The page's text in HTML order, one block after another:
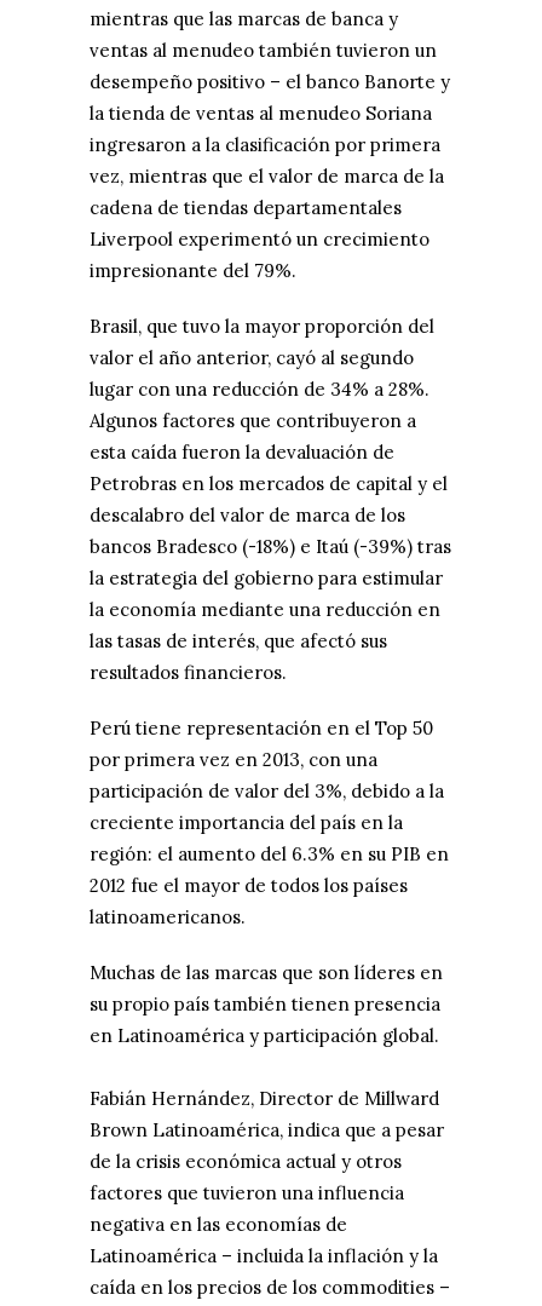
mientras que las marcas de banca y
ventas al menudeo también tuvieron un
desempeño positivo – el banco Banorte y
la tienda de ventas al menudeo Soriana
ingresaron a la clasificación por primera
vez, mientras que el valor de marca de la
cadena de tiendas departamentales
Liverpool experimentó un crecimiento
impresionante del 79%.
Brasil, que tuvo la mayor proporción del
valor el año anterior, cayó al segundo
lugar con una reducción de 34% a 28%.
Algunos factores que contribuyeron a
esta caída fueron la devaluación de
Petrobras en los mercados de capital y el
descalabro del valor de marca de los
bancos Bradesco (-18%) e Itaú (-39%) tras
la estrategia del gobierno para estimular
la economía mediante una reducción en
las tasas de interés, que afectó sus
resultados financieros.
Perú tiene representación en el Top 50
por primera vez en 2013, con una
participación de valor del 3%, debido a la
creciente importancia del país en la
región: el aumento del 6.3% en su PIB en
2012 fue el mayor de todos los países
latinoamericanos.
Muchas de las marcas que son líderes en
su propio país también tienen presencia
en Latinoamérica y participación global.
Fabián Hernández, Director de Millward
Brown Latinoamérica, indica que a pesar
de la crisis económica actual y otros
factores que tuvieron una influencia
negativa en las economías de
Latinoamérica – incluida la inflación y la
caída en los precios de los commodities –